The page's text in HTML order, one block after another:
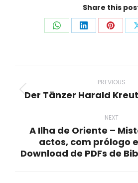
Share this
Share Share Share
navigation
PREVIOUS
Der Tänzer Harald
NEXT
Next
post:
A Ilha de Oriente –
actos, com prólogo
Download de PDFs de